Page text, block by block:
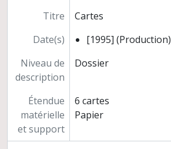
Titre
Cartes
Date(s)
[1995] (Production)
Niveau de
description
Dossier
Étendue
matérielle
et support
6 cartes
Papier